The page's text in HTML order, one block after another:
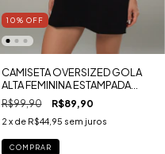
10% OFF
CAMISETA OVERSIZED GOLA
ALTA FEMININA ESTAMPADA
GLORIOUS MALHA GOLD
R$99,90 R$89,90
2 x de R$44,95 sem juros
COMPRAR